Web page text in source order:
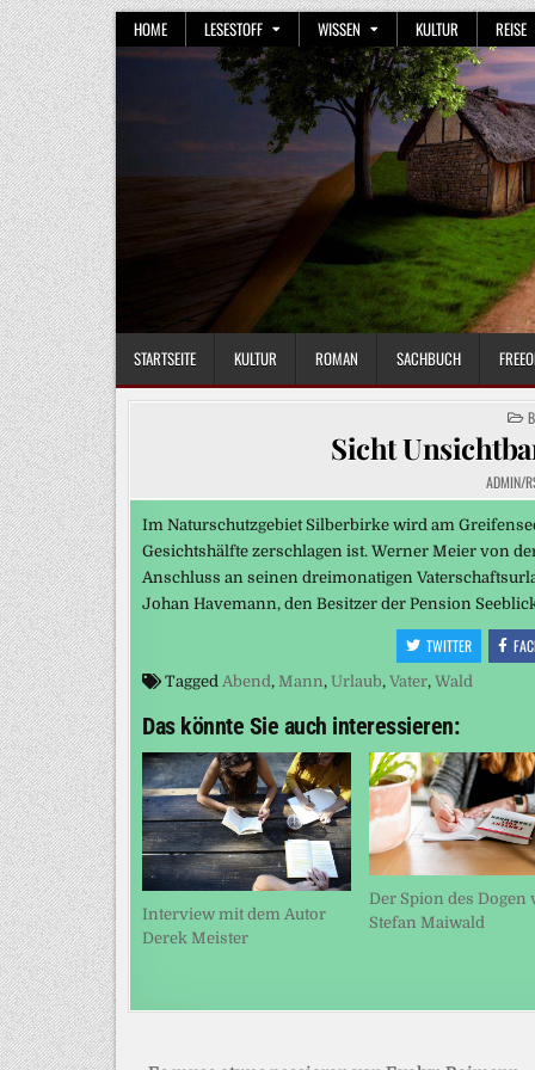
Skip
to
content
HOME LESESTOFF WISSEN KULTUR REISE
STARTSEITE KULTUR ROMAN SACHBUCH
Sicht
ADMIN/
Im Naturschutzgebiet Silberbirke wird am
Gesichtshälfte zerschlagen ist. Werner Meier von
Anschluss an seinen dreimonatigen
Johan Havemann, den Besitzer der Pension
TWITTER
Tagged Abend, Mann, Urlaub, Vater, Wald
Das könnte Sie auch interessieren:
Interview mit dem Autor
Derek Meister
Der Spion des Dogen
Stefan Maiwald